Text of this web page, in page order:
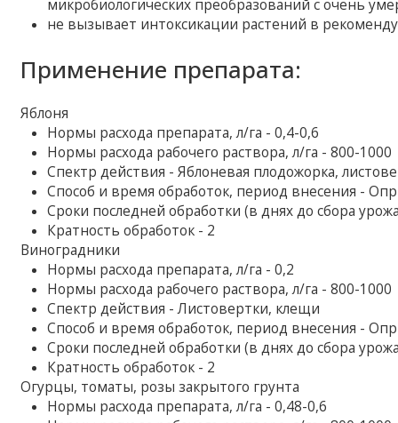
микробиологических преобразований с очень
не вызывает интоксикации растений в
Применение препарата:
Яблоня
Нормы расхода препарата, л/га - 0,4-0,6
Нормы расхода рабочего раствора, л/га - 800-1000
Спектр действия - Яблоневая плодожорка,
Способ и время обработок, период внесения -
Сроки последней обработки (в днях до сбора
Кратность обработок - 2
Виноградники
Нормы расхода препарата, л/га - 0,2
Нормы расхода рабочего раствора, л/га - 800-1000
Спектр действия - Листовертки, клещи
Способ и время обработок, период внесения -
Сроки последней обработки (в днях до сбора
Кратность обработок - 2
Огурцы, томаты, розы закрытого грунта
Нормы расхода препарата, л/га - 0,48-0,6